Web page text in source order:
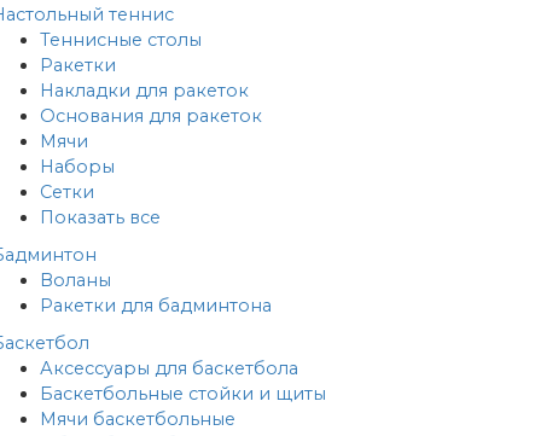
теннис
Теннисные столы
Ракетки
Накладки для ракеток
Основания для ракеток
Мячи
Наборы
Сетки
Показать все
Воланы
Ракетки для бадминтона
Аксессуары для баскетбола
Баскетбольные стойки и щиты
Мячи баскетбольные